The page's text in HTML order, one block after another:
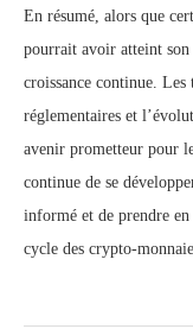
En résumé, alors que
pourrait avoir atteint son
croissance continue. Les
réglementaires et
avenir prometteur pour
continue de se
informé et de prendre
cycle des crypto-